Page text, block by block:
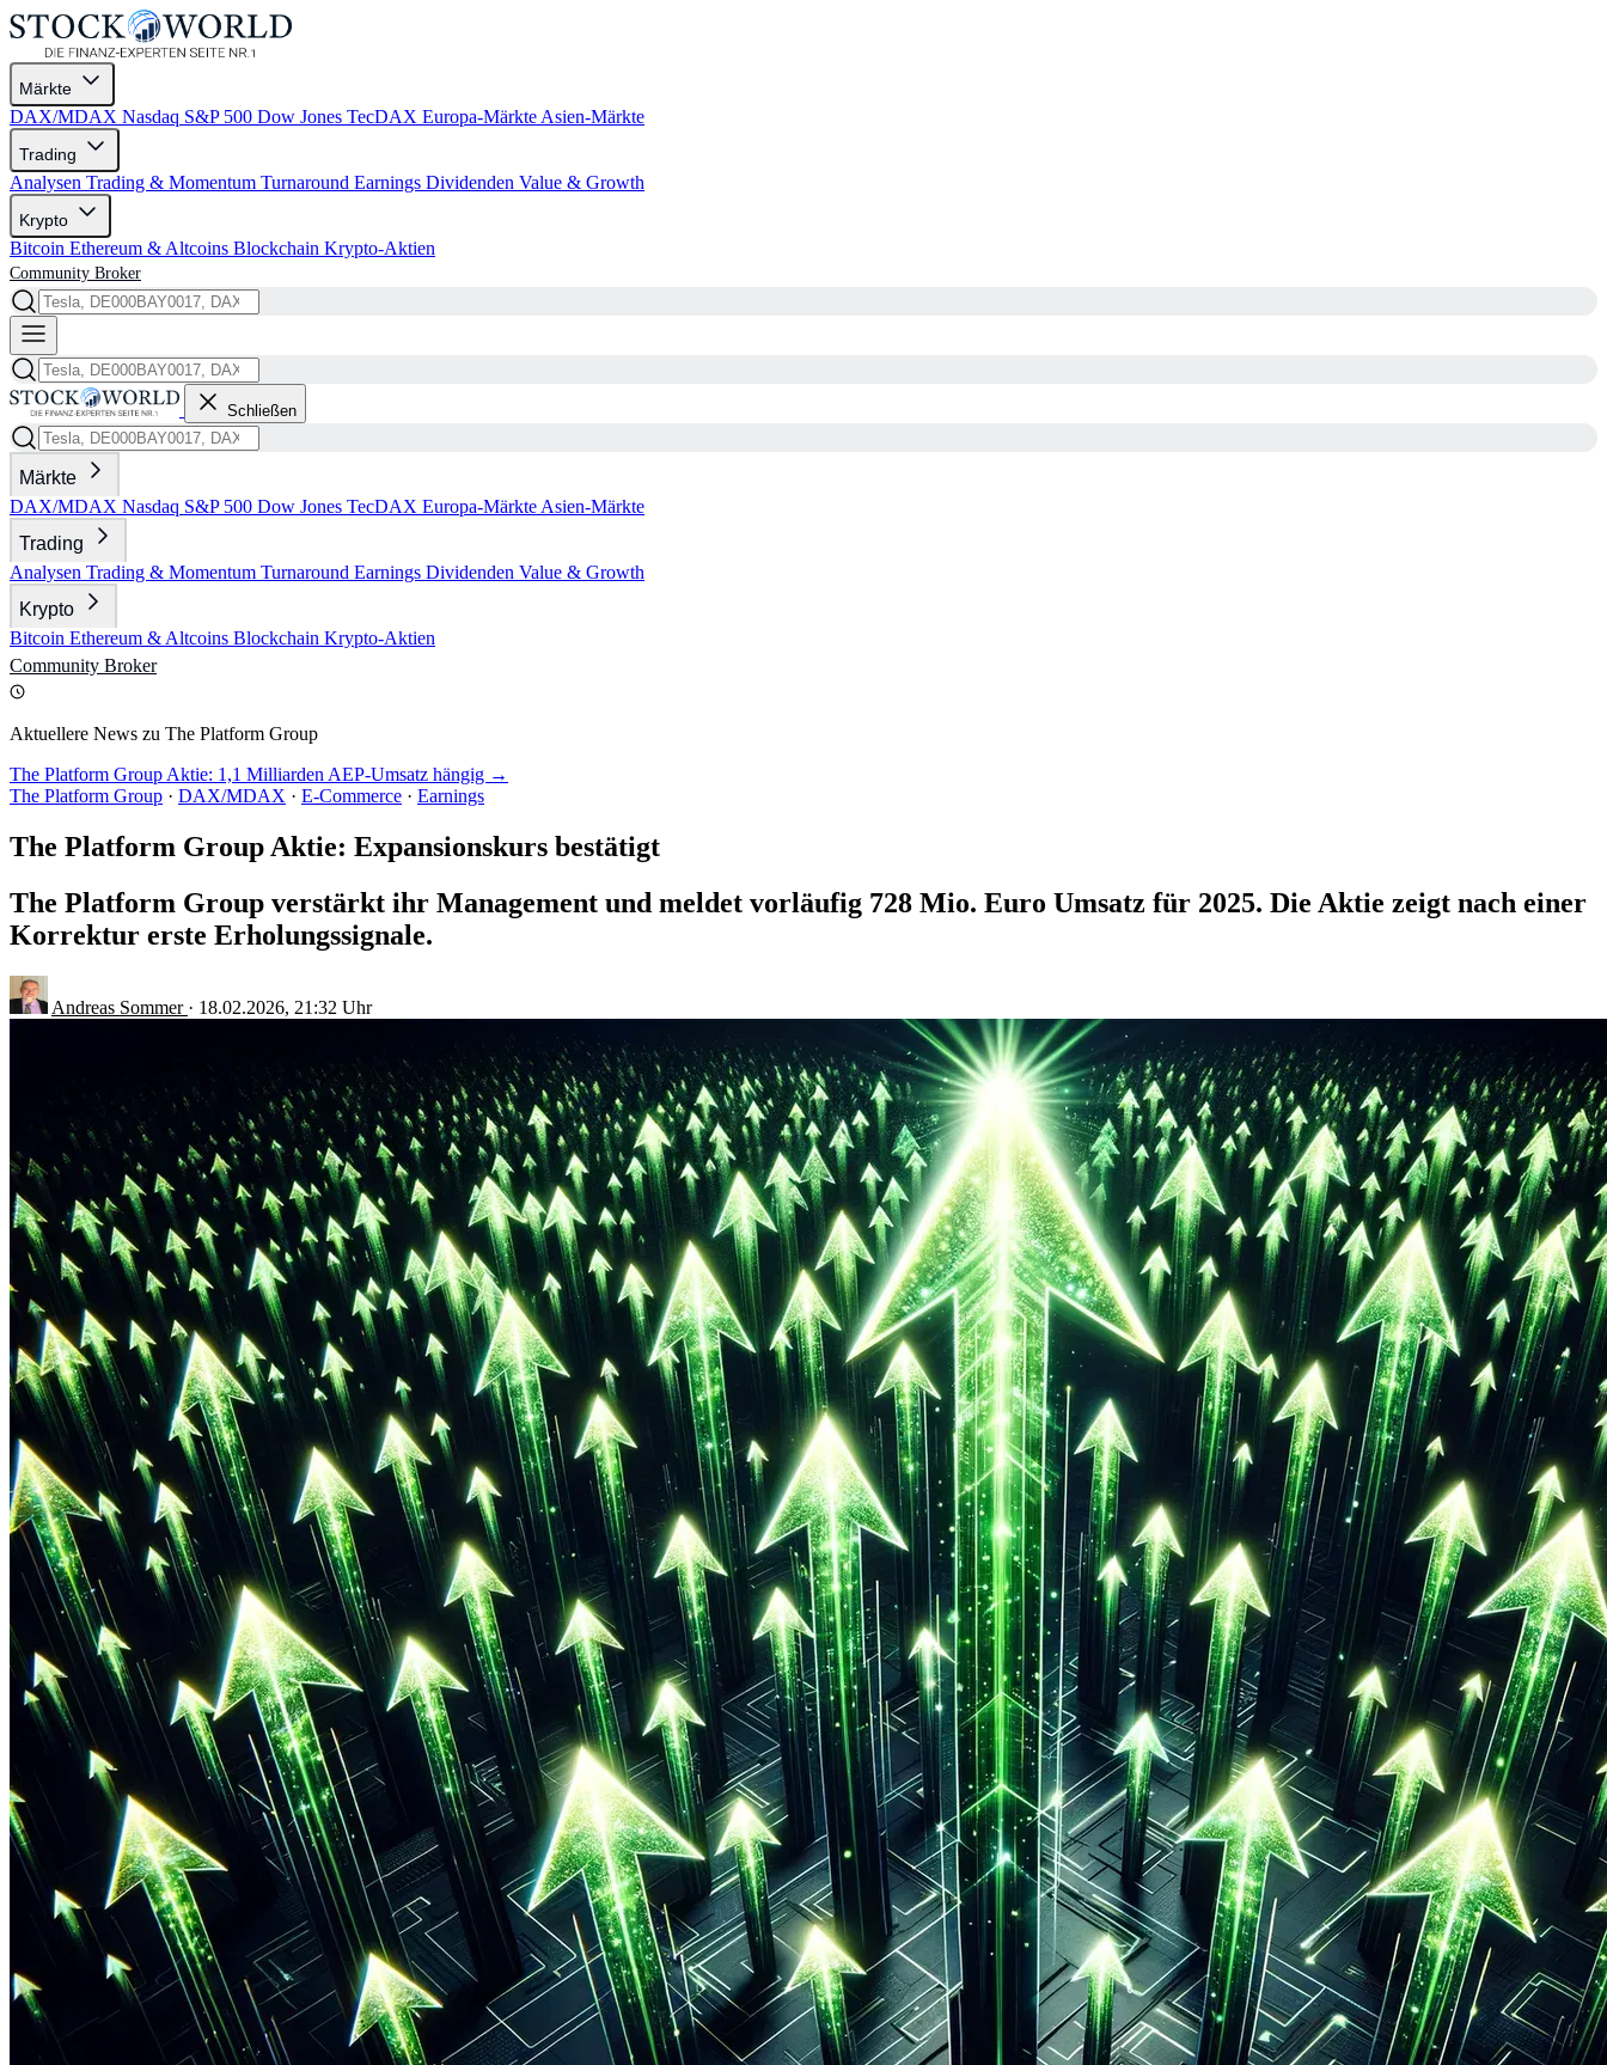
Märkte
DAX/MDAX Nasdaq S&P 500 Dow Jones TecDAX Europa-Märkte Asien-Märkte
Trading
Analysen Trading & Momentum Turnaround Earnings Dividenden Value & Growth
Krypto
Bitcoin Ethereum & Altcoins Blockchain Krypto-Aktien
Community Broker
Schließen
Märkte
DAX/MDAX Nasdaq S&P 500 Dow Jones TecDAX Europa-Märkte Asien-Märkte
Trading
Analysen Trading & Momentum Turnaround Earnings Dividenden Value & Growth
Krypto
Bitcoin Ethereum & Altcoins Blockchain Krypto-Aktien
Community Broker
Aktuellere News zu The Platform Group
The Platform Group Aktie: 1,1 Milliarden AEP-Umsatz hängig →
The Platform Group · DAX/MDAX · E-Commerce · Earnings
The Platform Group Aktie: Expansionskurs bestätigt
The Platform Group verstärkt ihr Management und meldet vorläufig 728 Mio. Euro Umsatz für 2025. Die Aktie zeigt nach einer
Korrektur erste Erholungssignale.
Andreas Sommer · 18.02.2026, 21:32 Uhr